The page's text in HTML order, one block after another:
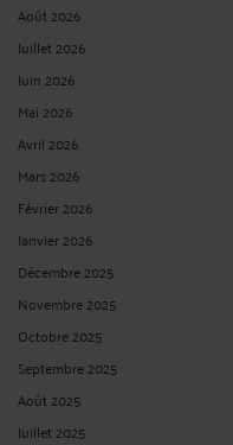
Août 2026
Juillet 2026
Juin 2026
Mai 2026
Avril 2026
Mars 2026
Février 2026
Janvier 2026
Décembre 2025
Novembre 2025
Octobre 2025
Septembre 2025
Août 2025
Juillet 2025